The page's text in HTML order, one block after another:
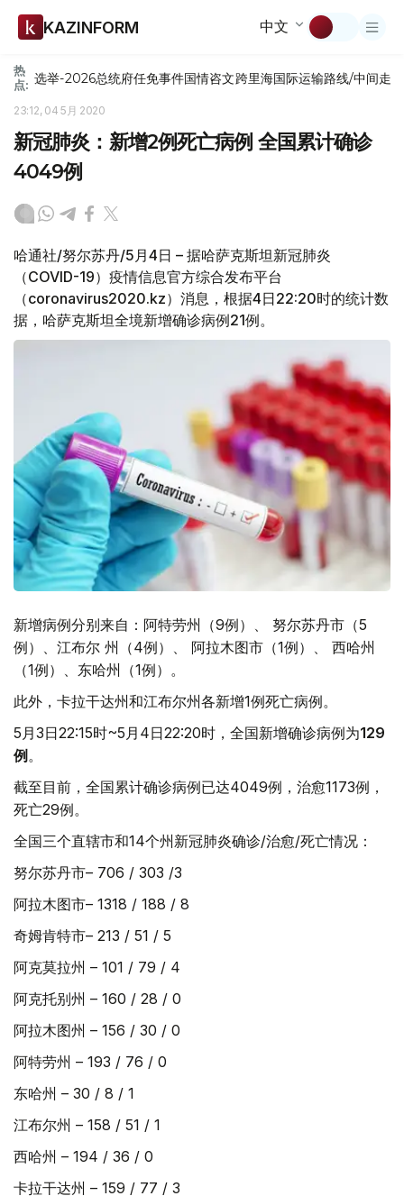
KAZINFORM 中文
热
点: 选举-2026总统府任免事件国情咨文跨里海国际运输路线/中间走廊
23:12, 04 5月 2020
新冠肺炎：新增2例死亡病例 全国累计确诊
4049例
哈通社/努尔苏丹/5月4日 – 据哈萨克斯坦新冠肺炎
（COVID-19）疫情信息官方综合发布平台
（coronavirus2020.kz）消息，根据4日22:20时的统计数
据，哈萨克斯坦全境新增确诊病例21例。
新增病例分别来自：阿特劳州（9例）、 努尔苏丹市（5
例）、江布尔 州（4例）、 阿拉木图市（1例）、 西哈州
（1例）、东哈州（1例）。
此外，卡拉干达州和江布尔州各新增1例死亡病例。
5月3日22:15时~5月4日22:20时，全国新增确诊病例为129
例 。
截至目前，全国累计确诊病例已达4049例，治愈1173例，
死亡29例。
全国三个直辖市和14个州新冠肺炎确诊/治愈/死亡情况：
努尔苏丹市– 706 / 303 /3
阿拉木图市– 1318 / 188 / 8
奇姆肯特市– 213 / 51 / 5
阿克莫拉州 – 101 / 79 / 4
阿克托别州 – 160 / 28 / 0
阿拉木图州 – 156 / 30 / 0
阿特劳州 – 193 / 76 / 0
东哈州 – 30 / 8 / 1
江布尔州 – 158 / 51 / 1
西哈州 – 194 / 36 / 0
卡拉干达州 – 159 / 77 / 3